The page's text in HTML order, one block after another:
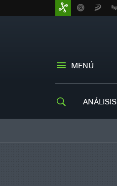
MENÚ
ANÁLISIS